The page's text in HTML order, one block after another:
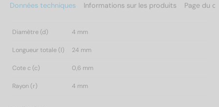
Données techniques Informations sur les produits Page du
Diamètre (d) 4 mm
Longueur totale (l) 24 mm
Cote c (c) 0,6 mm
Rayon (r) 4 mm